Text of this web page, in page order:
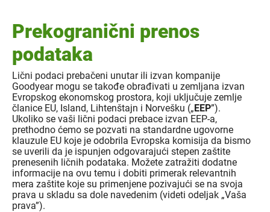
Prekogranični prenos
podataka
Lični podaci prebačeni unutar ili izvan kompanije
Goodyear mogu se takođe obrađivati u zemljana izvan
Evropskog ekonomskog prostora, koji uključuje zemlje
članice EU, Island, Lihtenštajn i Norvešku („EEP”).
Ukoliko se vaši lični podaci prebace izvan EEP-a,
prethodno ćemo se pozvati na standardne ugovorne
klauzule EU koje je odobrila Evropska komisija da bismo
se uverili da je ispunjen odgovarajući stepen zaštite
prenesenih ličnih podataka. Možete zatražiti dodatne
informacije na ovu temu i dobiti primerak relevantnih
mera zaštite koje su primenjene pozivajući se na svoja
prava u skladu sa dole navedenim (videti odeljak „Vaša
prava”).